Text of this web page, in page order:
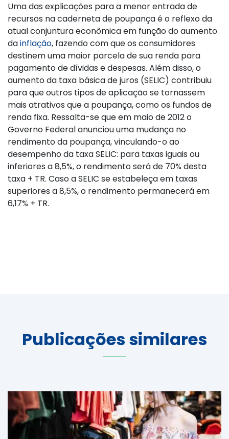
Uma das explicações para a menor entrada de
recursos na caderneta de poupança é o reflexo da
atual conjuntura econômica em função do aumento
dainflação, fazendo com que os consumidores
destinem uma maior parcela de sua renda para
pagamento de dívidas e despesas. Além disso, o
aumento da taxa básica de juros (SELIC) contribuiu
para que outros tipos de aplicação se tornassem
mais atrativos que a poupança, como os fundos de
renda fixa. Ressalta-se que em maio de 2012 o
Governo Federal anunciou uma mudança no
rendimento da poupança, vinculando-o ao
desempenho da taxa SELIC: para taxas iguais ou
inferiores a 8,5%, o rendimento será de 70% desta
taxa + TR. Caso a SELIC se estabeleça em taxas
superiores a 8,5%, o rendimento permanecerá em
6,17% + TR.
Publicações similares